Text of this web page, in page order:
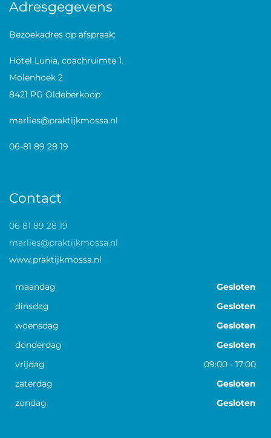
Adresgegevens
Bezoekadres op afspraak:
Hotel Lunia, coachruimte 1.
Molenhoek 2
8421 PG Oldeberkoop
marlies@praktijkmossa.nl
06-81 89 28 19
Contact
06 81 89 28 19
marlies@praktijkmossa.nl
www.praktijkmossa.nl
maandag
Gesloten
dinsdag
Gesloten
woensdag
Gesloten
donderdag
Gesloten
vrijdag
09:00 - 17:00
zaterdag
Gesloten
zondag
Gesloten